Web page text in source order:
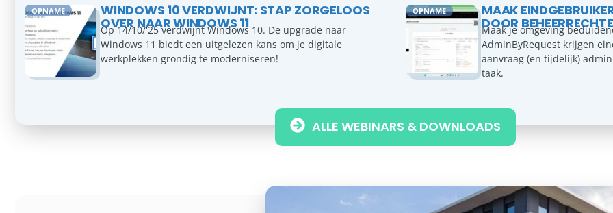
OPNAME WINDOWS 10 VERDWIJNT: STAP ZORGELOOS
OVER NAAR WINDOWS 11
Op 14/10/'25 verdwijnt Windows 10. De upgrade naar
Windows 11 biedt een uitgelezen kans om je digitale
werkplekken grondig te moderniseren!
OPNAME MAAK
DOOR
Maak je omgeving
AdminByRequest krijgen
aanvraag (en tijdelijk)
taak.
ALLE WEBINARS & DOWNLOADS